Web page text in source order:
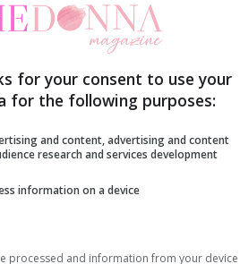
la pelle dei guanti, la patina
il profumo di salotto la
e riporta a casa.
Tre persone diverse
l’inquadratura stacca,
L’attenzione si è accesa
for your consent to use your
for the following purposes:
and content, advertising and content
research and services development
information on a device
processed and information from your device